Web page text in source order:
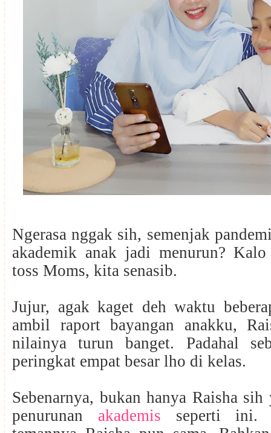
Ngerasa nggak sih, semenjak
akademik anak jadi menurun?
toss Moms, kita senasib.
Jujur, agak kaget deh waktu
ambil raport bayangan anakku,
nilainya turun banget. Padahal
peringkat empat besar lho di kelas.
Sebenarnya, bukan hanya Raisha
penurunan akademis seperti ini.